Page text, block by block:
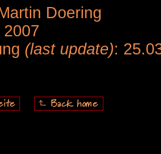
Doering
2007
(last update):